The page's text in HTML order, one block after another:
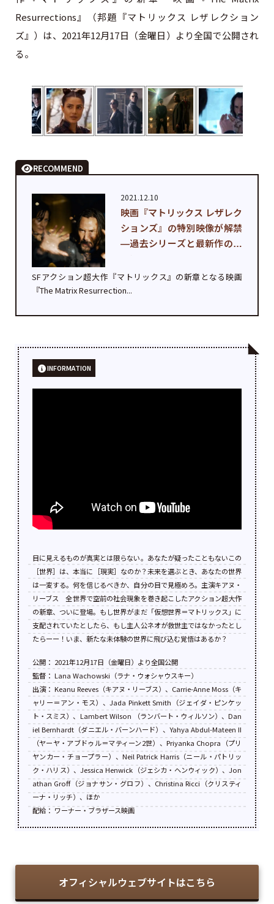
Resurrections』（邦題『マトリックス レザレクション
ズ』）は、2021年12月17日（金曜日）より全国で公開され
る。
RECOMMEND
2021.12.10
映画『マトリックス レザレク
ションズ』の特別映像が解禁
—過去シリーズと最新作のシ
SFアクション超大作『マトリックス』の新章となる映画
『The Matrix Resurrection...
INFORMATION
目に見えるものが真実とは限らない。あなたが疑ったこともないこの
［世界］は、本当に［現実］なのか？未来を選ぶとき、あなたの世界
は一変する。何を信じるべきか、自分の目で見極めろ。主演キアヌ・
リーブス 全世界で空前の社会現象を巻き起こしたアクション超大作
の新章、ついに登場。もし世界がまだ「仮想世界＝マトリックス」に
支配されていたとしたら、もし主人公ネオが救世主ではなかったとし
たらーー！いま、新たな未体験の世界に飛び込む覚悟はあるか？
公開： 2021年12月17日（金曜日）より全国公開
監督： Lana Wachowski（ラナ・ウォシャウスキー）
出演： Keanu Reeves（キアヌ・リーブス）、Carrie-Anne Moss（キ
ャリー＝アン・モス）、Jada Pinkett Smith（ジェイダ・ピンケッ
ト・スミス）、Lambert Wilson （ランバート・ウィルソン）、Dan
iel Bernhardt（ダニエル・バーンハード）、Yahya Abdul-Mateen II
（ヤーヤ・アブドゥル＝マティーン2世）、Priyanka Chopra（プリ
ヤンカー・チョープラー）、Neil Patrick Harris（ニール・パトリッ
ク・ハリス）、Jessica Henwick（ジェシカ・ヘンウィック）、Jon
athan Groff（ジョナサン・グロフ）、Christina Ricci（クリスティ
ーナ・リッチ）、ほか
配給： ワーナー・ブラザース映画
オフィシャルウェブサイトはこちら